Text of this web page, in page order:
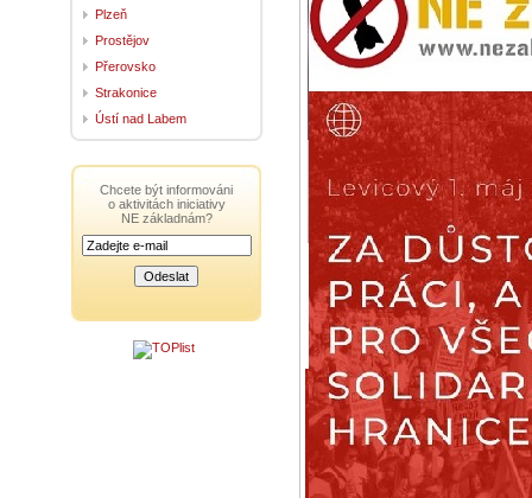
Plzeň
Prostějov
Přerovsko
Strakonice
Ústí nad Labem
Chcete být informováni
o aktivitách iniciativy
NE základnám?